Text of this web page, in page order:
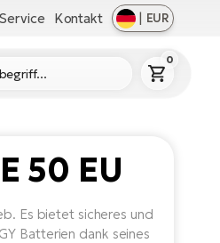
Service Kontakt | EUR
0
50 EU
Es bietet sicheres und
Batterien dank seines